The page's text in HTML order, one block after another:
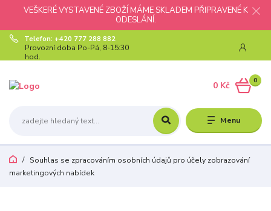
VEŠKERÉ VYSTAVENÉ ZBOŽÍ MÁME SKLADEM PŘIPRAVENÉ K
ODESLÁNÍ.
Menu
Telefon: +420 777 288 882
Provozní doba Po-Pá, 8-15:30
hod.
0
0 Kč
Souhlas se zpracováním osobních údajů pro účely zobrazování
marketingových nabídek